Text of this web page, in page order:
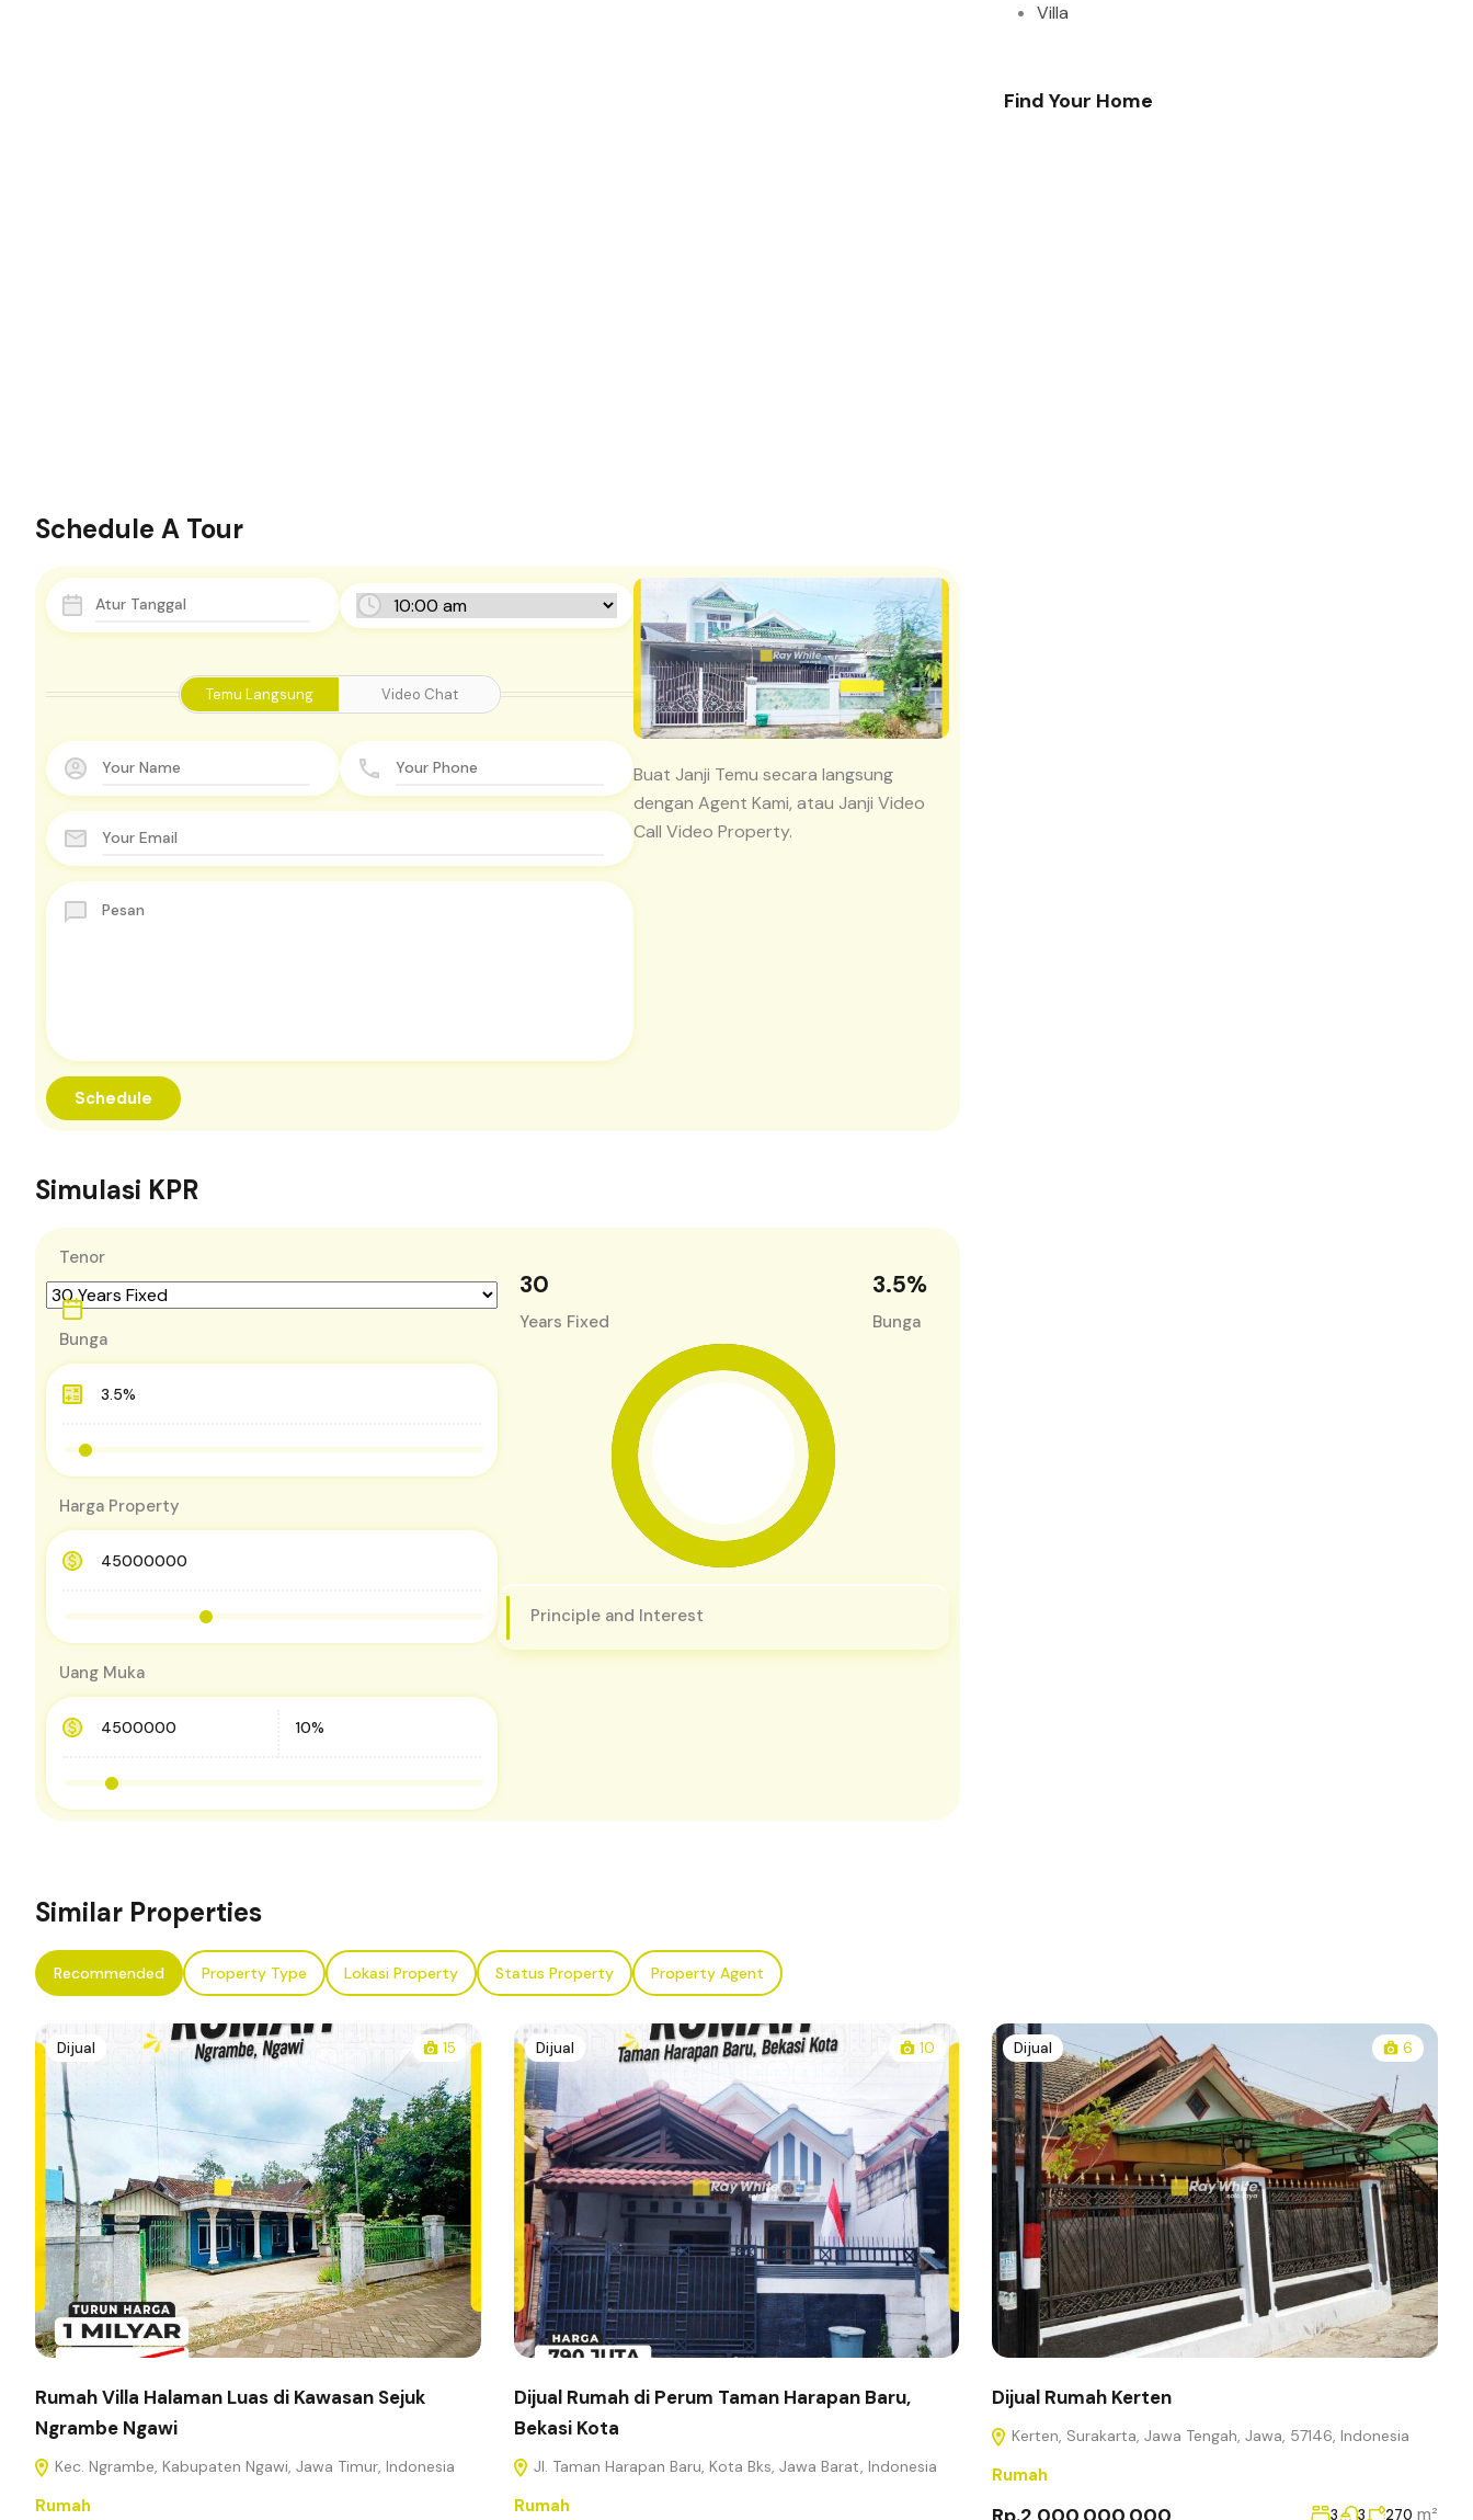
Schedule A Tour
Temu Langsung Video Chat
Buat Janji Temu secara langsung
dengan Agent Kami, atau Janji Video
Call Video Property.
Simulasi KPR
Tenor
Bunga
Harga Property
Uang Muka
30
Years Fixed
3.5%
Bunga
Principle and Interest
Villa
Find Your Home
Similar Properties
Recommended Property Type Lokasi Property Status Property Property Agent
Dijual 15
Rumah Villa Halaman Luas di Kawasan Sejuk
Ngrambe Ngawi
Kec. Ngrambe, Kabupaten Ngawi, Jawa Timur, Indonesia
Rumah
Dijual 10
Dijual Rumah di Perum Taman Harapan Baru,
Bekasi Kota
Jl. Taman Harapan Baru, Kota Bks, Jawa Barat, Indonesia
Rumah
Dijual 6
Dijual Rumah Kerten
Kerten, Surakarta, Jawa Tengah, Jawa, 57146, Indonesia
Rumah
3 3 270 m²